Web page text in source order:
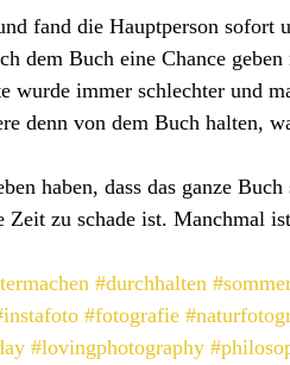
fand die Hauptperson sofort
dem Buch eine Chance
wurde immer schlechter und
denn von dem Buch halten,
haben, dass das ganze
zu schade ist. Manchmal
#durchhalten
#fotografie
#lovingphotography